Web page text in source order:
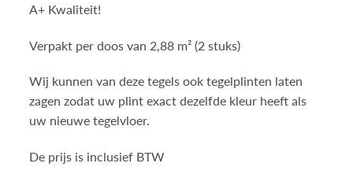
A+ Kwaliteit!
Verpakt per doos van 2,88 m² (2 stuks)
Wij kunnen van deze tegels ook tegelplinten laten
zagen zodat uw plint exact dezelfde kleur heeft als
uw nieuwe tegelvloer.
De prijs is inclusief BTW